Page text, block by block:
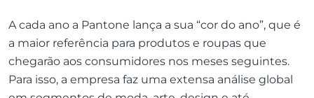
A cada ano a Pantone lança a sua “cor do ano”, que é
a maior referência para produtos e roupas que
chegarão aos consumidores nos meses seguintes.
Para isso, a empresa faz uma extensa análise global